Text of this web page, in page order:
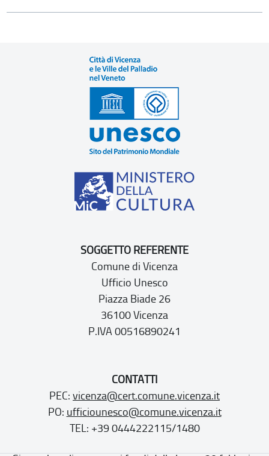
SOGGETTO REFERENTE
Comune di Vicenza
Ufficio Unesco
Piazza Biade 26
36100 Vicenza
P.IVA 00516890241
CONTATTI
PEC: vicenza@cert.comune.vicenza.it
PO: ufficiounesco@comune.vicenza.it
TEL: +39 0444222115/1480